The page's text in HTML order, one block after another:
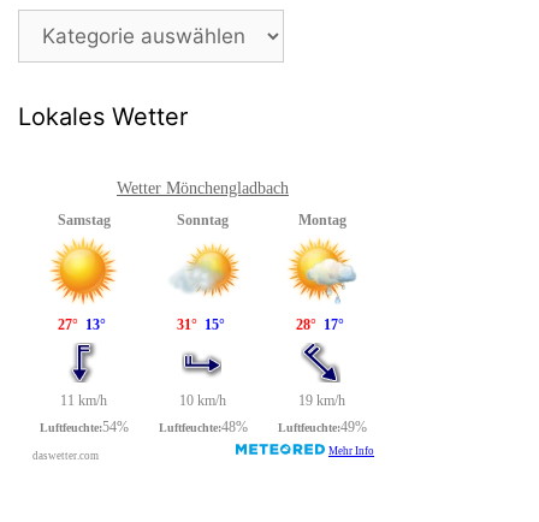
Beitragsarchiv
Lokales Wetter
Wetter Mönchengladbach